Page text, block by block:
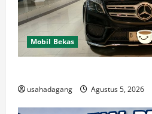
Mobil Bekas
usahadagang Agustus 5, 2026